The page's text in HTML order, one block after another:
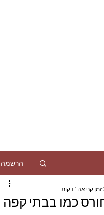
הרשמה
כמו בבתי קפה
זמן קריאה 1 דקות